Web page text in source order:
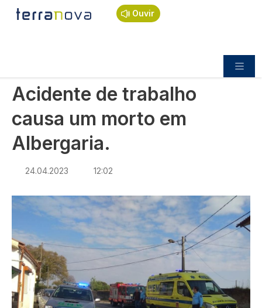
Passar para o conteúdo principal
Ouvir
Navegação estrutural
Início
Sociedade
Acidente de trabalho causa um morto em
Acidente de trabalho
causa um morto em
Albergaria.
24.04.2023 12:02
Imagem